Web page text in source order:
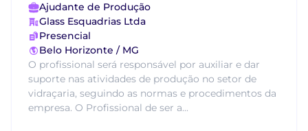
Ajudante de Produção
Glass Esquadrias Ltda
Presencial
Belo Horizonte / MG
O profissional será responsável por auxiliar e dar
suporte nas atividades de produção no setor de
vidraçaria, seguindo as normas e procedimentos da
empresa. O Profissional de ser a...